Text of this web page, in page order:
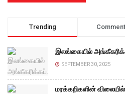
Trending
இலங்கையில்
SEPTEMBER 30, 2025
மரக்கறிகளின்